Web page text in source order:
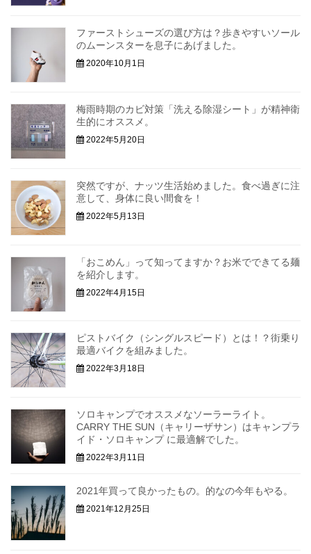
ファーストシューズの選び方は？歩きやすいソール
のムーンスターを息子にあげました。
2020年10月1日
梅雨時期のカビ対策「洗える除湿シート」が精神衛
生的にオススメ。
2022年5月20日
突然ですが、ナッツ生活始めました。食べ過ぎに注
意して、身体に良い間食を！
2022年5月13日
「おこめん」って知ってますか？お米でできてる麺
を紹介します。
2022年4月15日
ピストバイク（シングルスピード）とは！？街乗り
最適バイクを組みました。
2022年3月18日
ソロキャンプでオススメなソーラーライト。
CARRY THE SUN（キャリーザサン）はキャンプラ
イド・ソロキャンプ に最適解でした。
2022年3月11日
2021年買って良かったもの。的なの今年もやる。
2021年12月25日